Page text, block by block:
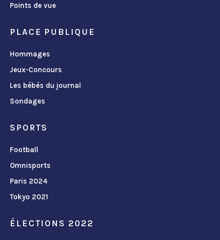
Points de vue
PLACE PUBLIQUE
Hommages
Jeux-Concours
Les bébés du journal
Sondages
SPORTS
Football
Omnisports
Paris 2024
Tokyo 2021
ÉLECTIONS 2022